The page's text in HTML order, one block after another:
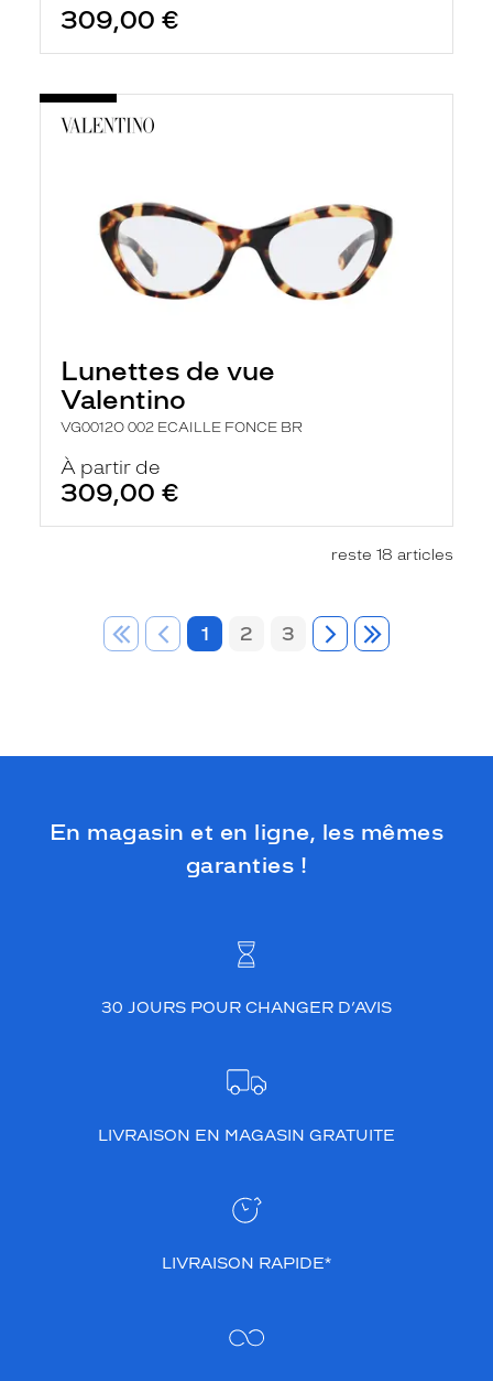
309,00 €
Lunettes de vue
Valentino
VG0012O 002 ECAILLE FONCE BR
À partir de
309,00 €
reste 18 articles
1 2 3
En magasin et en ligne, les mêmes
garanties !
30 JOURS POUR CHANGER D’AVIS
LIVRAISON EN MAGASIN GRATUITE
LIVRAISON RAPIDE*